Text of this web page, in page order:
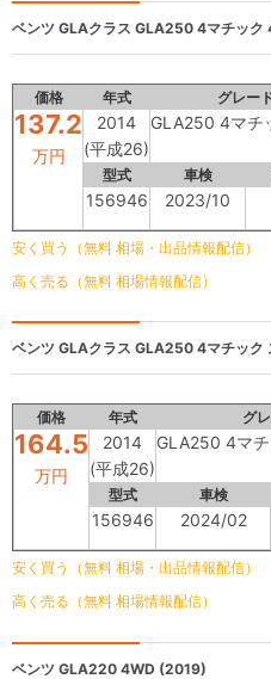
ベンツ GLAクラス GLA250 4マチック
価格 年式 グレー
137.2
万円
2014
(平成26)
GLA250 4マチ
型式 車検
156946 2023/10
安く買う（無料 相場・出品情報配信）
高く売る（無料 相場情報配信）
ベンツ GLAクラス GLA250 4マチック
価格 年式 グ
164.5
万円
2014
(平成26)
GLA250 4マ
型式 車検
156946 2024/02
安く買う（無料 相場・出品情報配信）
高く売る（無料 相場情報配信）
ベンツ GLA220 4WD (2019)